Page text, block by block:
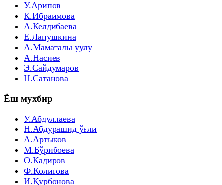
У.Арипов
К.Ибраимова
А.Келдибаева
Е.Лапушкина
А.Маматалы уулу
А.Насиев
Э.Сайдумаров
Н.Сатанова
Ёш мухбир
У.Абдуллаева
Н.Абдурашид ўғли
А.Артыков
М.Бўрибоева
О.Кадиров
Ф.Колигова
И.Қурбонова